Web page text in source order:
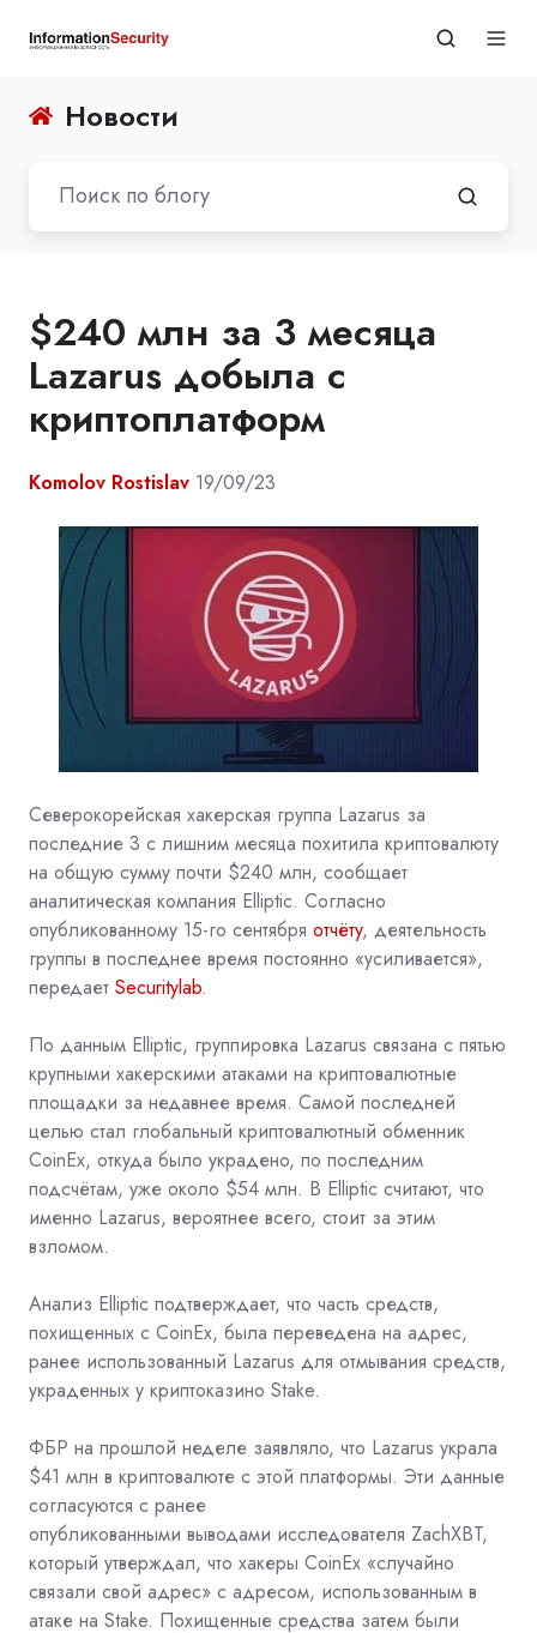
Новости
$240 млн за 3 месяца
Lazarus добыла с
криптоплатформ
Komolov Rostislav 19/09/23
Северокорейская хакерская группа Lazarus за
последние 3 с лишним месяца похитила криптовалюту
на общую сумму почти $240 млн, сообщает
аналитическая компания Elliptic. Согласно
опубликованному 15-го сентября отчёту, деятельность
группы в последнее время постоянно «усиливается»,
передает Securitylab.
По данным Elliptic, группировка Lazarus связана с пятью
крупными хакерскими атаками на криптовалютные
площадки за недавнее время. Самой последней
целью стал глобальный криптовалютный обменник
CoinEx, откуда было украдено, по последним
подсчётам, уже около $54 млн. В Elliptic считают, что
именно Lazarus, вероятнее всего, стоит за этим
взломом.
Анализ Elliptic подтверждает, что часть средств,
похищенных с CoinEx, была переведена на адрес,
ранее использованный Lazarus для отмывания средств,
украденных у криптоказино Stake.
ФБР на прошлой неделе заявляло, что Lazarus украла
$41 млн в криптовалюте с этой платформы. Эти данные
согласуются с ранее
опубликованными выводами исследователя ZachXBT,
который утверждал, что хакеры CoinEx «случайно
связали свой адрес» с адресом, использованным в
атаке на Stake. Похищенные средства затем были